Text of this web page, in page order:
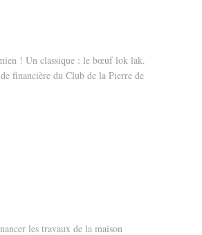
! Un classique : le bœuf lok lak.
financière du Club de la Pierre de
les travaux de la maison